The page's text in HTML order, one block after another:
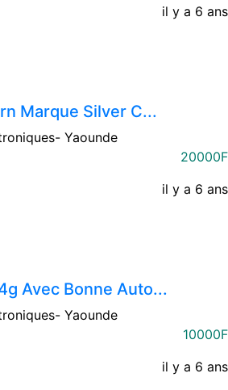
il y a 6 ans
Marque Silver C...
Yaounde
20000F
il y a 6 ans
Avec Bonne Auto...
Yaounde
10000F
il y a 6 ans